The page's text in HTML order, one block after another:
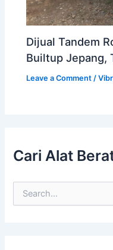
Dijual Tandem
Builtup Jepang,
Leave a Comment /
Cari Alat